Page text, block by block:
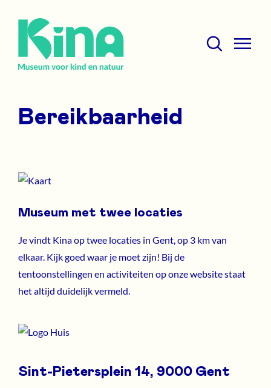
not
required
Zoeken
Mobile
Agenda
Nieuwsbrief
Over het museum
Bereikbaarheid
Museum met twee locaties
Je vindt Kina op twee locaties in Gent, op 3 km van
elkaar. Kijk goed waar je moet zijn! Bij de
tentoonstellingen en activiteiten op onze website staat
het altijd duidelijk vermeld.
Sint-Pietersplein 14, 9000 Gent